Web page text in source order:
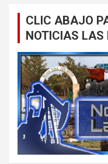
CLIC ABAJO
NOTICIAS LAS